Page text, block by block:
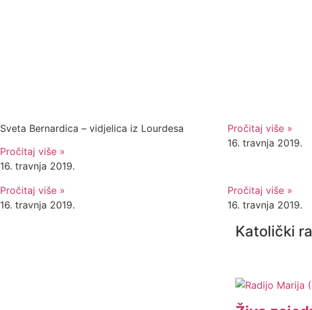
Sveta Bernardica – vidjelica iz Lourdesa
Pročitaj više »
16. travnja 2019.
Pročitaj više »
16. travnja 2019.
Pročitaj više »
16. travnja 2019.
Pročitaj više »
16. travnja 2019.
Katolički